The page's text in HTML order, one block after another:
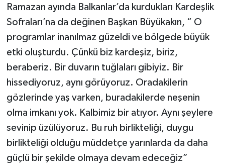
Ramazan ayında Balkanlar’da kurdukları Kardeşlik
Sofraları’na da değinen Başkan Büyükakın, “ O
programlar inanılmaz güzeldi ve bölgede büyük
etki oluşturdu. Çünkü biz kardeşiz, biriz,
beraberiz. Bir duvarın tuğlaları gibiyiz. Bir
hissediyoruz, aynı görüyoruz. Oradakilerin
gözlerinde yaş varken, buradakilerde neşenin
olma imkanı yok. Kalbimiz bir atıyor. Aynı şeylere
sevinip üzülüyoruz. Bu ruh birlikteliği, duygu
birlikteliği olduğu müddetçe yarınlarda da daha
güçlü bir şekilde olmaya devam edeceğiz”